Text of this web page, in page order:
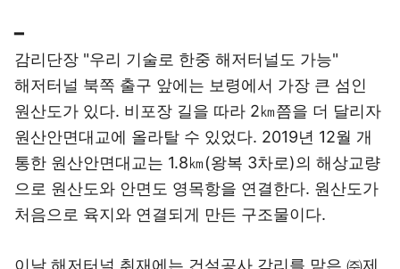
━
감리단장 "우리 기술로 한중 해저터널도 가능"
해저터널 북쪽 출구 앞에는 보령에서 가장 큰 섬인
원산도가 있다. 비포장 길을 따라 2㎞쯤을 더 달리자
원산안면대교에 올라탈 수 있었다. 2019년 12월 개
통한 원산안면대교는 1.8㎞(왕복 3차로)의 해상교량
으로 원산도와 안면도 영목항을 연결한다. 원산도가
처음으로 육지와 연결되게 만든 구조물이다.
이날 해저터널 취재에는 건설공사 감리를 맡은 ㈜제